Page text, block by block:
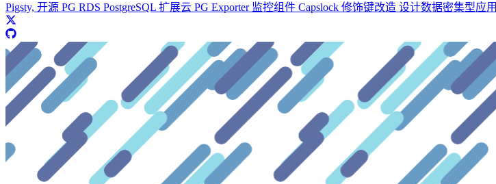
Pigsty, 开源 PG RDS PostgreSQL 扩展云 PG Exporter 监控组件 Capslock 修饰键改造 设计数据密集型应用